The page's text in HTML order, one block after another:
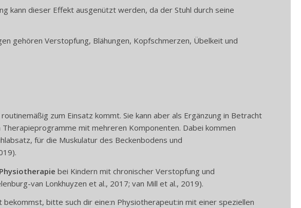
kann dieser Effekt ausgenützt werden, da der Stuhl durch seine
gehören Verstopfung, Blähungen, Kopfschmerzen, Übelkeit und
zum Einsatz kommt. Sie kann aber als Ergänzung in Betracht
mit mehreren Komponenten. Dabei kommen
für die Muskulatur des Beckenbodens und
bei Kindern mit chronischer Verstopfung und
van Lonkhuyzen et al., 2017; van Mill et al., 2019).
bitte such dir eine:n Physiotherapeut:in mit einer speziellen